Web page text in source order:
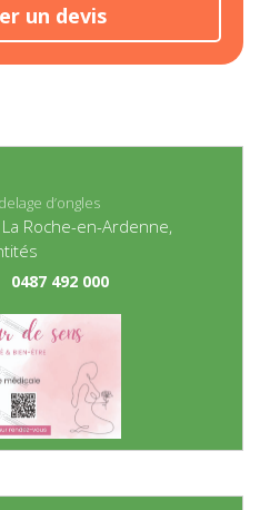
un devis
d’ongles
Roche-en-Ardenne,
0487 492 000